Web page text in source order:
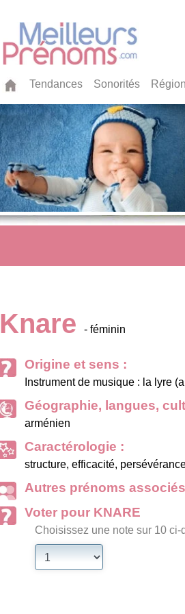
Tendances Sonorités
Knare - féminin
Origine et sens :
Instrument de musique : la lyre
Géographie, langues,
arménien
Caractérologie :
structure, efficacité,
Autres prénoms
Voter pour KNARE
Choisissez une note sur 10 ci-